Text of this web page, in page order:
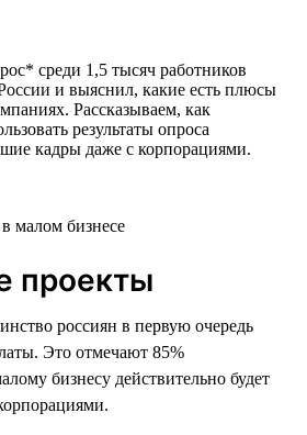
среди 1,5 тысяч работников
и выяснил, какие есть плюсы
Рассказываем, как
результаты опроса
кадры даже с корпорациями.
малом бизнесе
проекты
россиян в первую очередь
Это отмечают 85%
бизнесу действительно будет